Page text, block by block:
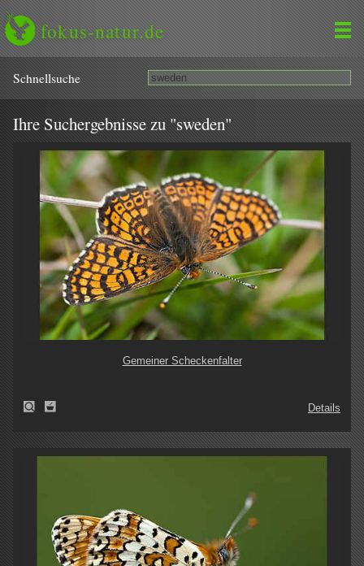
fokus-natur.de
Schnell­suche
Ihre Suchergebnisse zu "sweden"
Gemeiner Scheckenfalter
Details